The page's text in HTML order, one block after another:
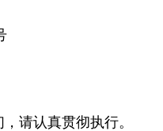
请认真贯彻执行。